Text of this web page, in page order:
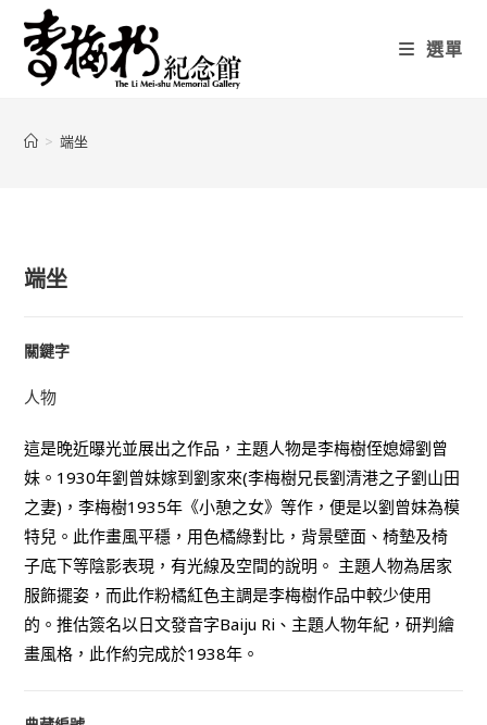
選單
> 端坐
端坐
關鍵字
人物
這是晚近曝光並展出之作品，主題人物是李梅樹侄媳婦劉曾
妹。1930年劉曾妹嫁到劉家來(李梅樹兄長劉清港之子劉山田
之妻)，李梅樹1935年《小憩之女》等作，便是以劉曾妹為模
特兒。此作畫風平穩，用色橘綠對比，背景壁面、椅墊及椅
子底下等陰影表現，有光線及空間的說明。 主題人物為居家
服飾擺姿，而此作粉橘紅色主調是李梅樹作品中較少使用
的。推估簽名以日文發音字Baiju Ri、主題人物年紀，研判繪
畫風格，此作約完成於1938年。